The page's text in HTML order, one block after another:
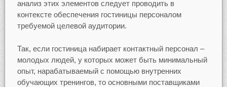
анализ этих элементов следует проводить в
контексте обеспечения гостиницы персоналом
требуемой целевой аудитории.
Так, если гостиница набирает контактный персонал –
молодых людей, у которых может быть минимальный
опыт, нарабатываемый с помощью внутренних
обучающих тренингов, то основными поставщиками